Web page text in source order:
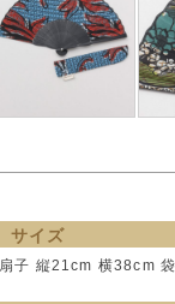
サイズ
扇子 縦21cm 横38cm